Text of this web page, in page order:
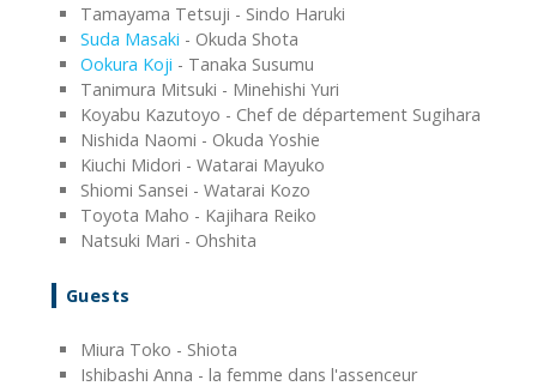
Tamayama Tetsuji - Sindo Haruki
Suda Masaki - Okuda Shota
Ookura Koji - Tanaka Susumu
Tanimura Mitsuki - Minehishi Yuri
Koyabu Kazutoyo - Chef de département Sugihara
Nishida Naomi - Okuda Yoshie
Kiuchi Midori - Watarai Mayuko
Shiomi Sansei - Watarai Kozo
Toyota Maho - Kajihara Reiko
Natsuki Mari - Ohshita
Guests
Miura Toko - Shiota
Ishibashi Anna - la femme dans l'assenceur